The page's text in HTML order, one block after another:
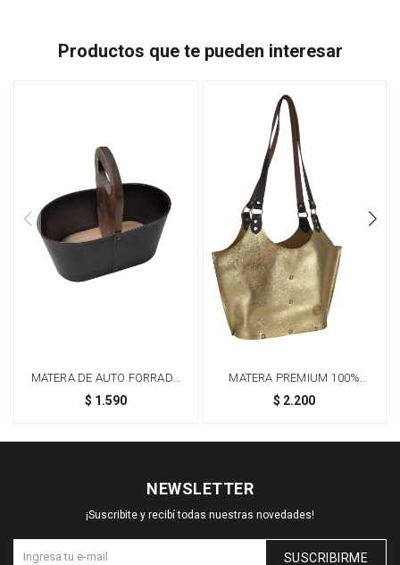
Productos que te pueden interesar
MATERA DE AUTO FORRADA
CON BASE DE MADERA - AZUL
$ 1.590
MATERA PREMIUM 100%
CUERO GENUINO CON
$ 2.200
NEWSLETTER
¡Suscribite y recibí todas nuestras novedades!
SUSCRIBIRME